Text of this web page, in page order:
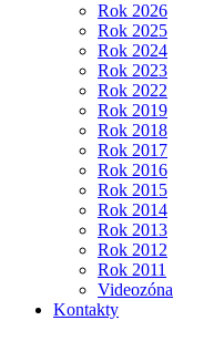
Rok 2026
Rok 2025
Rok 2024
Rok 2023
Rok 2022
Rok 2019
Rok 2018
Rok 2017
Rok 2016
Rok 2015
Rok 2014
Rok 2013
Rok 2012
Rok 2011
Videozóna
Kontakty